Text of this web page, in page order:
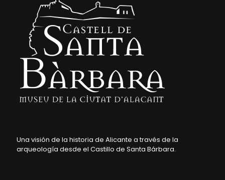
Una visión de la historia de Alicante a través de la
arqueología desde el Castillo de Santa Bárbara.